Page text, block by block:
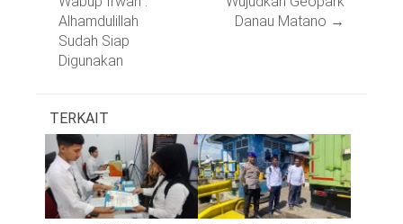
Alhamdulillah
Sudah Siap
Digunakan
Danau Matano →
TERKAIT